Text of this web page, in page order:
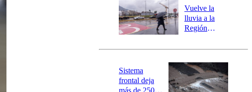
río Damas:
activa
mensajería
SAE
Vuelve la
lluvia a la
Región
este es el
la DMC para
este viernes
Sistema
frontal deja
más de 250